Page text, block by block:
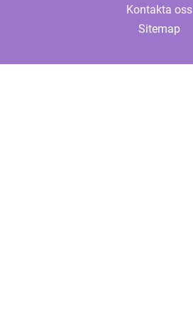
Kontakta oss
Sitemap